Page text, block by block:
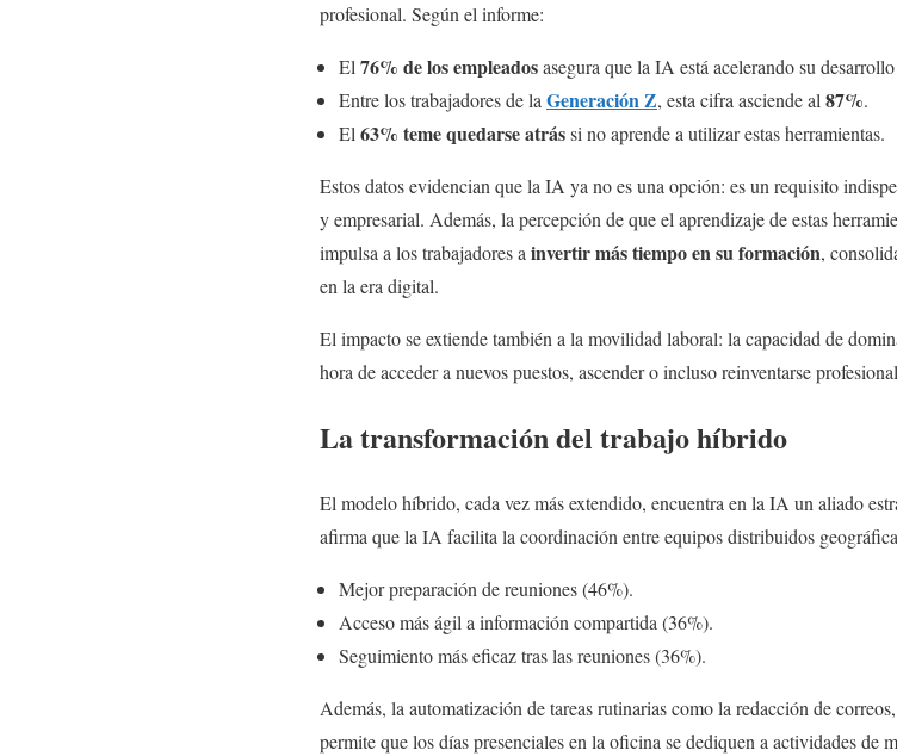
profesional. Según el informe:
El 76% de los empleadosasegura que la IA está acelerando su
Entre los trabajadores de la Generación Z, esta cifra asciende al 87%.
El 63% teme quedarse atrássi no aprende a utilizar estas herramientas.
Estos datos evidencian que la IA ya no es una opción: es un requisito
y empresarial. Además, la percepción de que el aprendizaje de estas
impulsa a los trabajadores a invertir más tiempo en su formación,
en la era digital.
El impacto se extiende también a la movilidad laboral: la capacidad de
hora de acceder a nuevos puestos, ascender o incluso reinventarse
La transformación del trabajo híbrido
El modelo híbrido, cada vez más extendido, encuentra en la IA un aliado
afirma que la IA facilita la coordinación entre equipos distribuidos
Mejor preparación de reuniones (46%).
Acceso más ágil a información compartida (36%).
Seguimiento más eficaz tras las reuniones (36%).
Además, la automatización de tareas rutinarias como la redacción de
permite que los días presenciales en la oficina se dediquen a actividades de